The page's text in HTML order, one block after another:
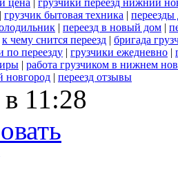
| грузчик бытовая техника | переезды
| переезд в новый дом |
к чему снится переезд | бригада
по переезду | грузчики ежедневно |
| работа грузчиком в нижнем
новгород | переезд отзывы
11:28